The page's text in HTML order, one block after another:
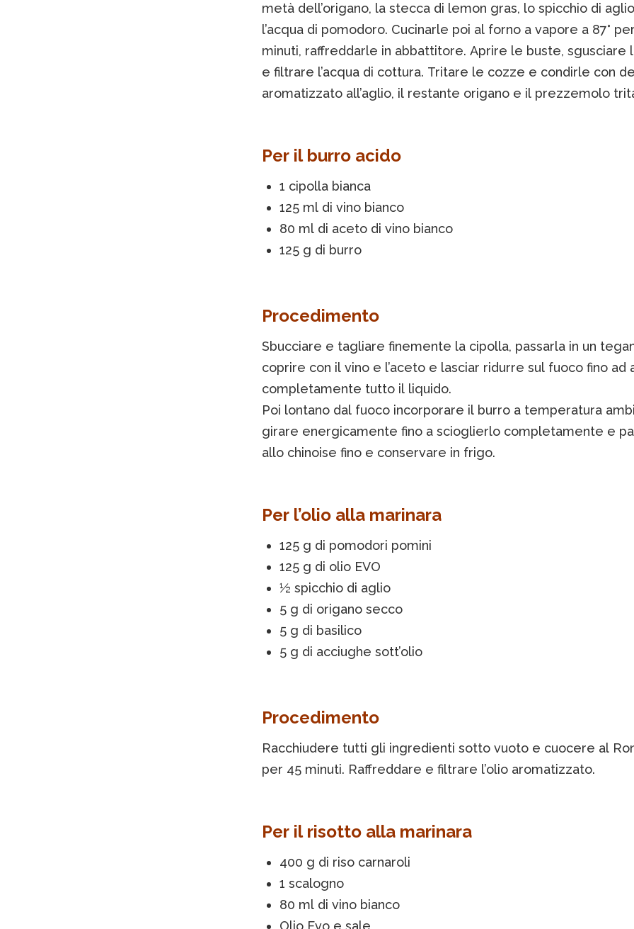
metà dell’origano, la stecca di lemon gras, lo spicchio di
l’acqua di pomodoro. Cucinarle poi al forno a vapore a 87°
minuti, raffreddarle in abbattitore. Aprire le buste, sgusciare
e filtrare l’acqua di cottura. Tritare le cozze e condirle con
aromatizzato all’aglio, il restante origano e il prezzemolo
Per il burro acido
1 cipolla bianca
125 ml di vino bianco
80 ml di aceto di vino bianco
125 g di burro
Procedimento
Sbucciare e tagliare finemente la cipolla, passarla in un
coprire con il vino e l’aceto e lasciar ridurre sul fuoco fino ad
completamente tutto il liquido.
Poi lontano dal fuoco incorporare il burro a temperatura
girare energicamente fino a scioglierlo completamente e
allo chinoise fino e conservare in frigo.
Per l’olio alla marinara
125 g di pomodori pomini
125 g di olio EVO
½ spicchio di aglio
5 g di origano secco
5 g di basilico
5 g di acciughe sott’olio
Procedimento
Racchiudere tutti gli ingredienti sotto vuoto e cuocere al
per 45 minuti. Raffreddare e filtrare l’olio aromatizzato.
Per il risotto alla marinara
400 g di riso carnaroli
1 scalogno
80 ml di vino bianco
Olio Evo e sale